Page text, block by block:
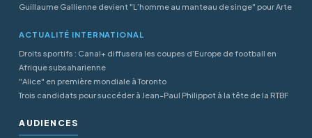
Guillaume Gallienne devient "L’homme au manteau de singe" pour Arte
ACTUALITÉ INTERNATIONAL
Droits sportifs : Canal+ diffusera les coupes d’Europe de football en
Afrique subsaharienne
"Alice" en première mondiale à Toronto
Trois candidats pour succéder à Jean-Paul Philippot à la tête de la RTBF
AUDIENCES